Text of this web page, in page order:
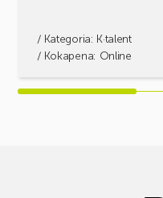
/ Kategoria: K·talent
/ Kokapena: Online